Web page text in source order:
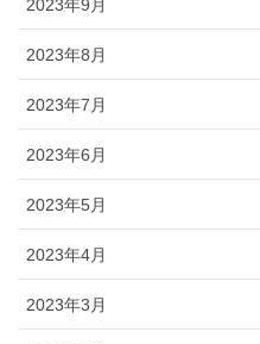
2023年9月
2023年8月
2023年7月
2023年6月
2023年5月
2023年4月
2023年3月